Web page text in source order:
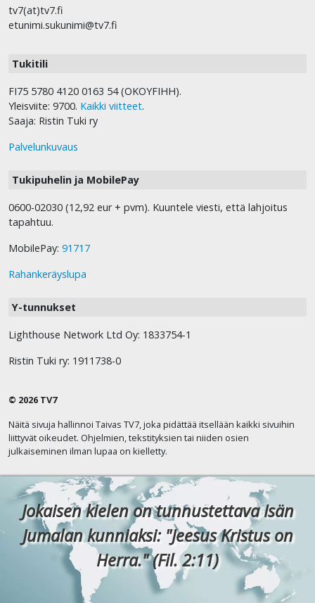
tv7(at)tv7.fi
etunimi.sukunimi@tv7.fi
Tukitili
FI75 5780 4120 0163 54 (OKOYFIHH).
Yleisviite: 9700. Kaikki viitteet.
Saaja: Ristin Tuki ry
Palvelunkuvaus
Tukipuhelin ja MobilePay
0600-02030 (12,92 eur + pvm). Kuuntele viesti, että lahjoitus
tapahtuu.
MobilePay: 91717
Rahankeräyslupa
Y-tunnukset
Lighthouse Network Ltd Oy: 1833754-1
Ristin Tuki ry: 1911738-0
© 2026 TV7
Näitä sivuja hallinnoi Taivas TV7, joka pidättää itsellään kaikki sivuihin
liittyvät oikeudet. Ohjelmien, tekstityksien tai niiden osien
julkaiseminen ilman lupaa on kielletty.
Jokaisen kielen on tunnustettava Isän
Jumalan kunniaksi: "Jeesus Kristus on
Herra." (Fil. 2:11)